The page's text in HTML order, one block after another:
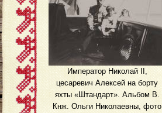
Император Николай II,
цесаревич Алексей на борту
яхты «Штандарт». Альбом В.
Кнж. Ольги Николаевны, фото